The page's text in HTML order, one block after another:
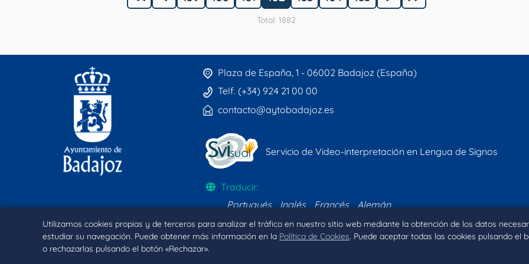
Utilizamos cookies propias y de terceros para analizar el tráfico en nuestro sitio web mediante la obtención de los datos
estudiar su navegación. Puede obtener más información en la Política de Cookies. Puede aceptar todas las cookies pulsando el
o rechazarlas pulsando el botón «Rechazar».
Total: 1882
Plaza de España, 1 - 06002 Badajoz (España)
Telf. (+34) 924 21 00 00
contacto@aytobadajoz.es
Servicio de Video-interpretación en Lengua de Signos
Traducir:
Portugués
Inglés Francés Alemán
Inicio Aviso legal Política de